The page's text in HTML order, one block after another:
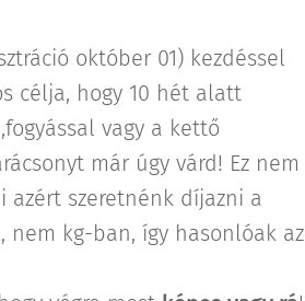
október 01) kezdéssel
célja, hogy 10 hét alatt
vagy a kettő
már úgy várd! Ez nem
szeretnénk díjazni a
kg-ban, így hasonlóak az